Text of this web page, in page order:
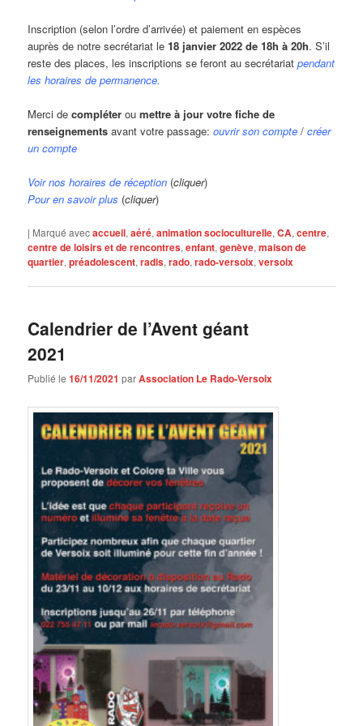
Inscription (selon l’ordre d’arrivée) et paiement en espèces
auprès de notre secrétariat le18 janvier 2022 de 18h à 20h. S’il
reste des places, les inscriptions se feront au secrétariatpendant
les horaires de permanence.
Merci decompléter oumettre à jour votre fiche de
renseignements avant votre passage:ouvrir son compte /créer
un compte
Voir nos horaires de réception (cliquer)
Pour en savoir plus (cliquer)
| Marqué avecaccueil,aéré,animation socioculturelle,CA,centre,
centre de loisirs et de rencontres,enfant,genève,maison de
quartier,préadolescent,radis,rado,rado-versoix,versoix
Calendrier de l’Avent géant
2021
Publié le16/11/2021 parAssociation Le Rado-Versoix